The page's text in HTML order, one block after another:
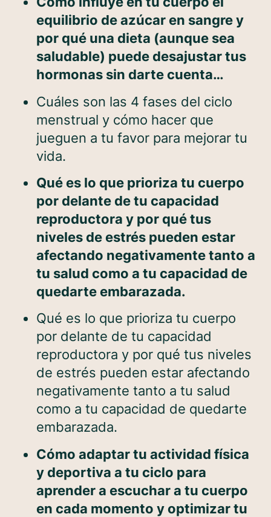
equilibrio de azúcar en sangre y
por qué una dieta (aunque sea
saludable) puede desajustar tus
hormonas sin darte cuenta…
Cuáles son las 4 fases del ciclo
menstrual y cómo hacer que
jueguen a tu favor para mejorar tu
vida.
Qué es lo que prioriza tu cuerpo
por delante de tu capacidad
reproductora y por qué tus
niveles de estrés pueden estar
afectando negativamente tanto a
tu salud como a tu capacidad de
quedarte embarazada.
Qué es lo que prioriza tu cuerpo
por delante de tu capacidad
reproductora y por qué tus niveles
de estrés pueden estar afectando
negativamente tanto a tu salud
como a tu capacidad de quedarte
embarazada.
Cómo adaptar tu actividad física
y deportiva a tu ciclo para
aprender a escuchar a tu cuerpo
en cada momento y optimizar tu